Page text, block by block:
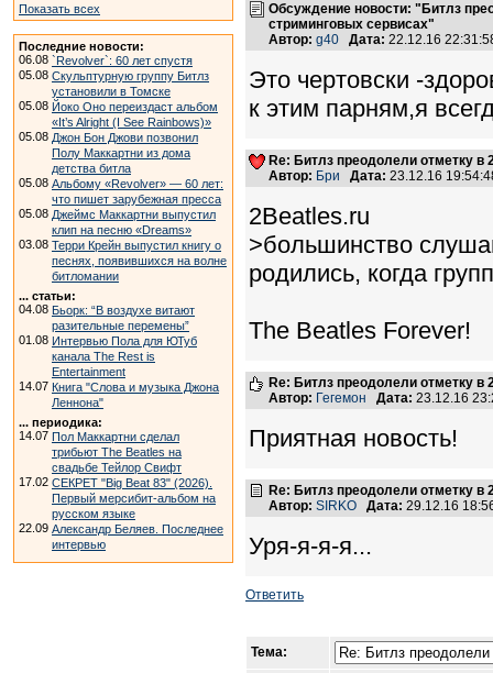
Показать всех
Последние новости:
06.08 `Revolver`: 60 лет спустя
05.08 Скульптурную группу Битлз
установили в Томске
05.08 Йоко Оно переиздаст альбом
«It’s Alright (I See Rainbows)»
05.08 Джон Бон Джови позвонил
Полу Маккартни из дома
детства битла
05.08 Альбому «Revolver» — 60 лет:
что пишет зарубежная пресса
05.08 Джеймс Маккартни выпустил
клип на песню «Dreams»
03.08 Терри Крейн выпустил книгу о
песнях, появившихся на волне
битломании
... статьи:
04.08 Бьорк: “В воздухе витают
разительные перемены”
01.08 Интервью Пола для ЮТуб
канала The Rest is
Entertainment
14.07 Книга "Слова и музыка Джона
Леннона"
... периодика:
14.07 Пол Маккартни сделал
трибьют The Beatles на
свадьбе Тейлор Свифт
17.02 СЕКРЕТ "Big Beat 83" (2026).
Первый мерсибит-альбом на
русском языке
22.09 Александр Беляев. Последнее
интервью
Обсуждение новости: "Битлз
стриминговых сервисах"
Автор: g40 Дата: 22.12.16
Это чертовски -
к этим парням,я
Re: Битлз преодолели отметку
Автор: Бри Дата: 23.12.16
2Beatles.ru
>большинство
родились, когда
The Beatles Forever!
Re: Битлз преодолели отметку
Автор: Гегемон Дата: 23.12.16
Приятная новость!
Re: Битлз преодолели отметку
Автор: SIRKO Дата: 29.12.16
Уря-я-я-я...
Ответить
Тема: